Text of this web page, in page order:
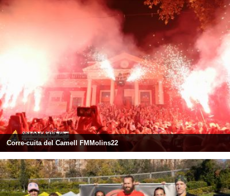
Corre-cuita del Camell FMMolins22